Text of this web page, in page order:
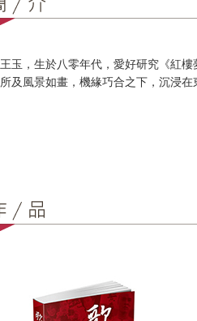
王玉，生於八零年代，愛好研究《紅
所及風景如畫，機緣巧合之下，沉浸